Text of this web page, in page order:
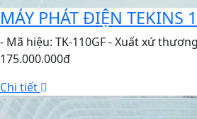
MÁY PHÁT ĐIỆN TEKINS
- Mã hiệu: TK-110GF - Xuất xứ
175.000.000đ
Chi tiết